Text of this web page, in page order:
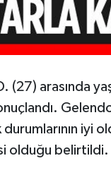
arasında
durumlarının iyi
olduğu belirtildi.